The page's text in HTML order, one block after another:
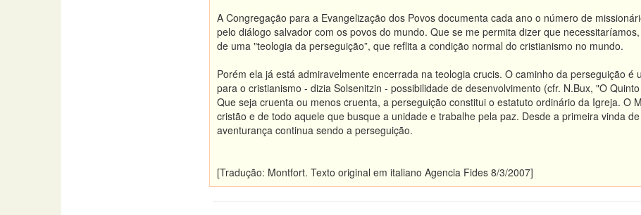
A Congregação para a Evangelização dos Povos documenta cada ano o número de
pelo diálogo salvador com os povos do mundo. Que se me permita dizer que
de uma "teologia da perseguição”, que reflita a condição normal do cristianismo no mundo.
Porém ela já está admiravelmente encerrada na teologia crucis. O caminho da perseguição
para o cristianismo - dizia Solsenitzin - possibilidade de desenvolvimento (cfr. N.Bux, "O
Que seja cruenta ou menos cruenta, a perseguição constitui o estatuto ordinário da Igreja. O
cristão e de todo aquele que busque a unidade e trabalhe pela paz. Desde a primeira vinda
aventurança continua sendo a perseguição.
[Tradução: Montfort. Texto original em italiano Agencia Fides 8/3/2007]